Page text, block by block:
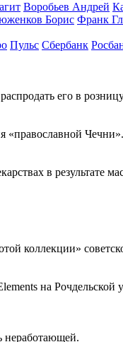
Воробьев Андрей
Борис Франк
Пульс Сбербанк
его в
«православной Чечни».
в результате
коллекции»
на
неработающей.